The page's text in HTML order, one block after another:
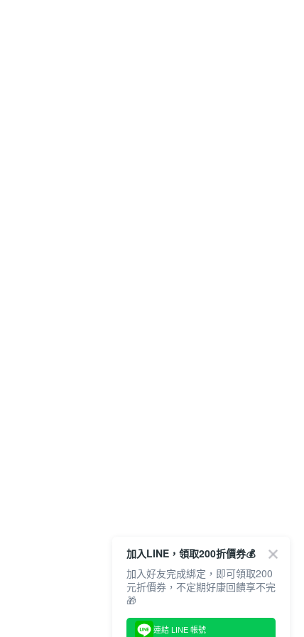
加入LINE，領取200折價券💰
加入好友完成綁定，即可領取200
元折價券，不定期好康回饋享不完
🎁
連結 LINE 帳號